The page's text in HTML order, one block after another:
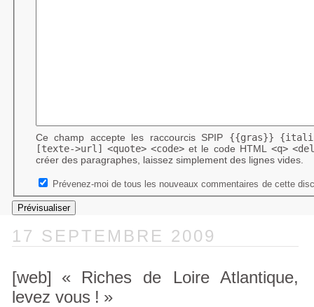
Ce champ accepte les raccourcis SPIP {{gras}}
[texte->url]
<quote> <code>et le code HTML <q>
créer des paragraphes, laissez simplement des lignes vides.
Prévenez-moi de tous les nouveaux commentaires de cette
17 SEPTEMBRE 2009
[web] «
Riches de Loire Atlantique,
levez vous ! »